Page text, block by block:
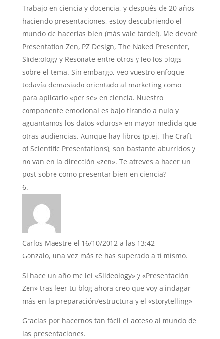
Trabajo en ciencia y docencia, y después de 20 años
haciendo presentaciones, estoy descubriendo el
mundo de hacerlas bien (más vale tarde!). Me devoré
Presentation Zen, PZ Design, The Naked Presenter,
Slide:ology y Resonate entre otros y leo los blogs
sobre el tema. Sin embargo, veo vuestro enfoque
todavía demasiado orientado al marketing como
para aplicarlo «per se» en ciencia. Nuestro
componente emocional es bajo tirando a nulo y
aguantamos los datos «duros» en mayor medida que
otras audiencias. Aunque hay libros (p.ej. The Craft
of Scientific Presentations), son bastante aburridos y
no van en la dirección «zen». Te atreves a hacer un
post sobre como presentar bien en ciencia?
Carlos Maestre el 16/10/2012 a las 13:42
Gonzalo, una vez más te has superado a ti mismo.
Si hace un año me leí «Slideology» y «Presentación
Zen» tras leer tu blog ahora creo que voy a indagar
más en la preparación/estructura y el «storytelling».
Gracias por hacernos tan fácil el acceso al mundo de
las presentaciones.